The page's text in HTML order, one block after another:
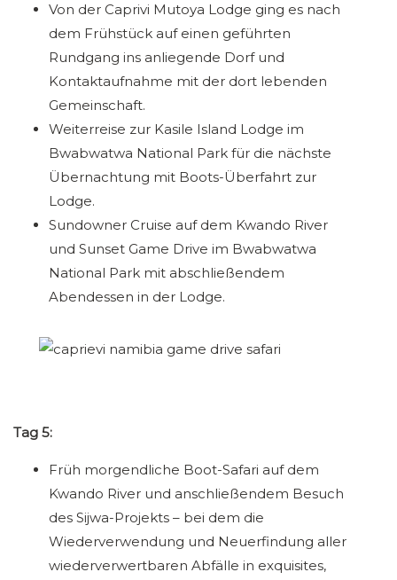
Von der Caprivi Mutoya Lodge ging es nach
dem Frühstück auf einen geführten
Rundgang ins anliegende Dorf und
Kontaktaufnahme mit der dort lebenden
Gemeinschaft.
Weiterreise zur Kasile Island Lodge im
Bwabwatwa National Park für die nächste
Übernachtung mit Boots-Überfahrt zur
Lodge.
Sundowner Cruise auf dem Kwando River
und Sunset Game Drive im Bwabwatwa
National Park mit abschließendem
Abendessen in der Lodge.
Tag 5:
Früh morgendliche Boot-Safari auf dem
Kwando River und anschließendem Besuch
des Sijwa-Projekts – bei dem die
Wiederverwendung und Neuerfindung aller
wiederverwertbaren Abfälle in exquisites,